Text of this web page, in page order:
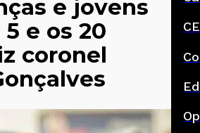
e jovens
e os 20
coronel